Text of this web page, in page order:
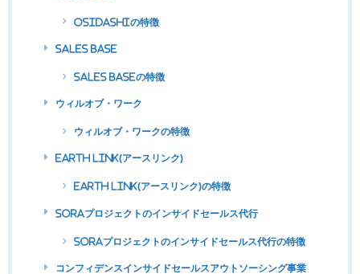
OSIDASHIの特徴
SALES BASE
SALES BASEの特徴
ウィルオブ・ワーク
ウィルオブ・ワークの特徴
Earth Link(アースリンク)
Earth Link(アースリンク)の特徴
soraプロジェクトのインサイドセールス代行
soraプロジェクトのインサイドセールス代行の特徴
コンフィデンスインサイドセールスアウトソーシング事業